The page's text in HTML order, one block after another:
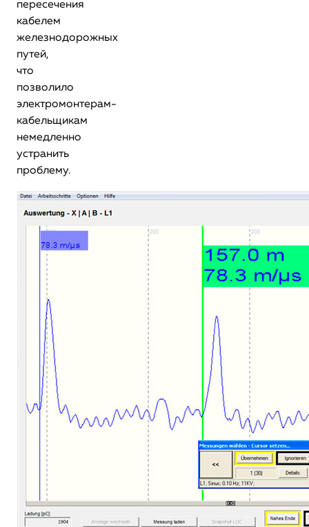
пересечения
кабелем
железнодорожных
путей,
что
позволило
электромонтерам-
кабельщикам
немедленно
устранить
проблему.